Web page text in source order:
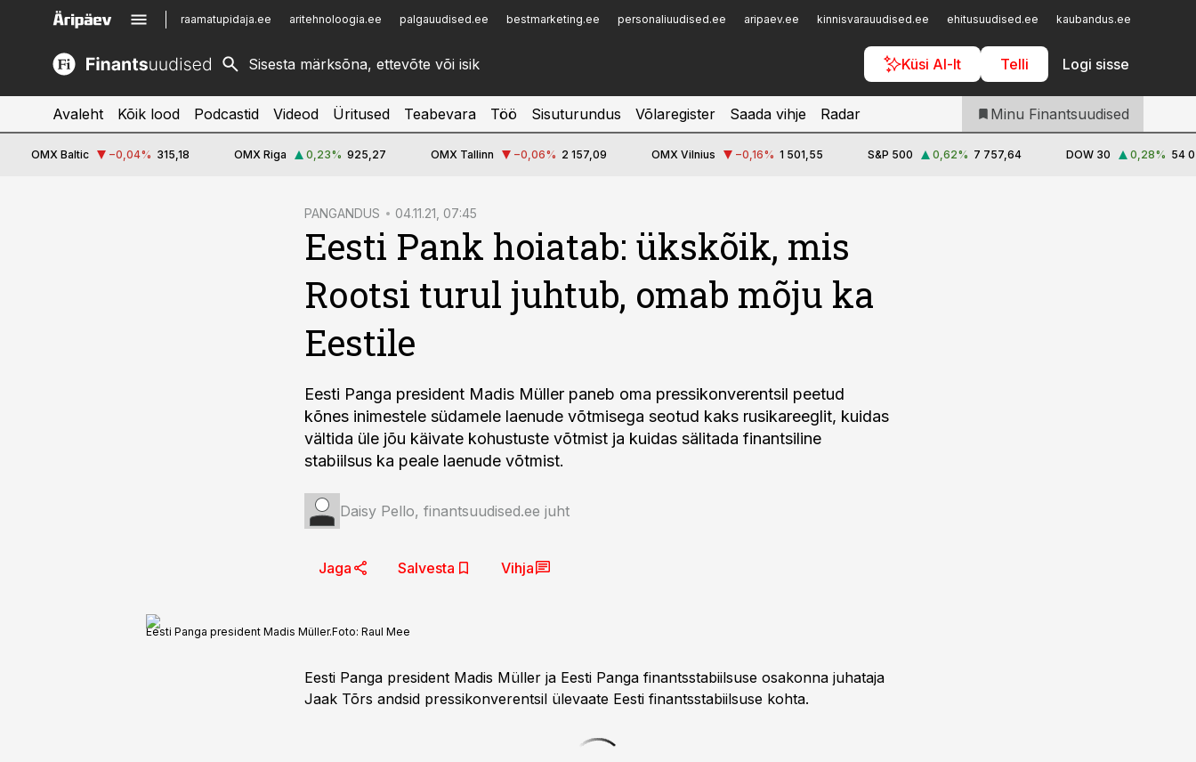
raamatupidaja.ee aritehnoloogia.ee palgauudised.ee bestmarketing.ee personaliuudised.ee aripaev.ee kinnisvarauudised.ee ehitusuudised.ee kaubandus.ee
Küsi AI-lt Telli Logi sisse
kinnisvarauudised.ee
logistikauudised.ee
imelineajalugu.ee
Infopank
Iseteenindus
Telli Finantsuudised
Avaleht Kõik lood Podcastid Videod Üritused Teabevara Töö Sisuturundus Võlaregister Saada vihje Radar Minu Finantsuudised
OMX Baltic −0,04% 315,18 OMX Riga 0,23% 925,27 OMX Tallinn −0,06% 2 157,09 OMX Vilnius −0,16% 1 501,55 S&P 500 0,62% 7 757,64 DOW 30 0,28% 54
PANGANDUS 04.11.21, 07:45
Eesti Pank hoiatab: ükskõik, mis
Rootsi turul juhtub, omab mõju ka
Eestile
Eesti Panga president Madis Müller paneb oma pressikonverentsil peetud
kõnes inimestele südamele laenude võtmisega seotud kaks rusikareeglit, kuidas
vältida üle jõu käivate kohustuste võtmist ja kuidas sälitada finantsiline
stabiilsus ka peale laenude võtmist.
Daisy Pello, finantsuudised.ee juht
Jaga Salvesta Vihja
Eesti Panga president Madis Müller.Foto: Raul Mee
Eesti Panga president Madis Müller ja Eesti Panga finantsstabiilsuse osakonna juhataja
Jaak Tõrs andsid pressikonverentsil ülevaate Eesti finantsstabiilsuse kohta.